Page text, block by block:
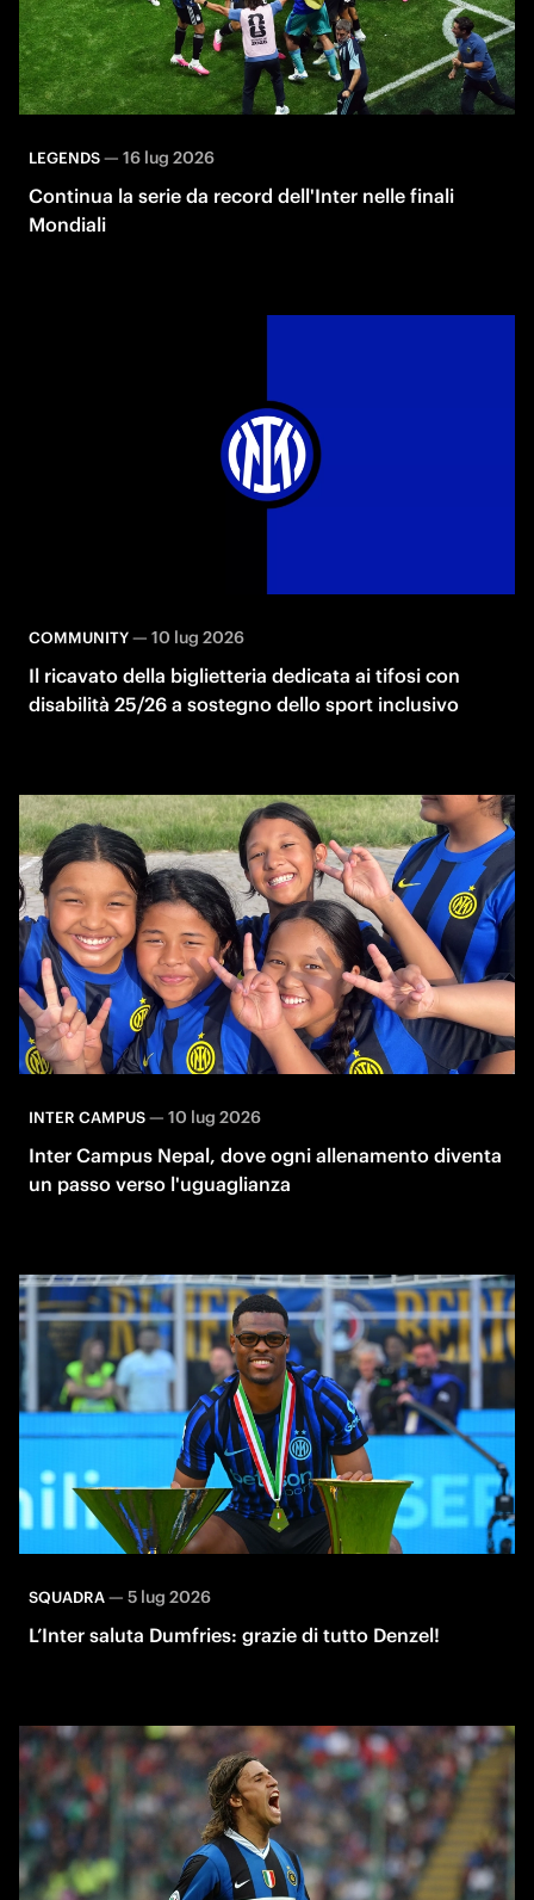
LEGENDS— 16 lug 2026
Continua la serie da record dell'Inter nelle finali
Mondiali
COMMUNITY— 10 lug 2026
Il ricavato della biglietteria dedicata ai tifosi con
disabilità 25/26 a sostegno dello sport inclusivo
INTER CAMPUS— 10 lug 2026
Inter Campus Nepal, dove ogni allenamento diventa
un passo verso l'uguaglianza
SQUADRA— 5 lug 2026
L’Inter saluta Dumfries: grazie di tutto Denzel!